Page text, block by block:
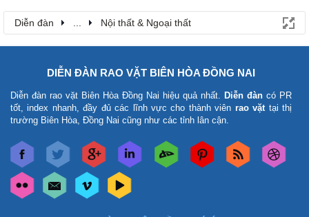
Diễn đàn Nội thất & Ngoại thất
DIỄN ĐÀN RAO VẶT BIÊN HÒA ĐỒNG NAI
Diễn đàn rao vặt Biên Hòa Đồng Nai hiệu quả nhất. Diễn đàn có PR
tốt, index nhanh, đầy đủ các lĩnh vực cho thành viên rao vặt tại thị
trường Biên Hòa, Đồng Nai cũng như các tỉnh lân cận.